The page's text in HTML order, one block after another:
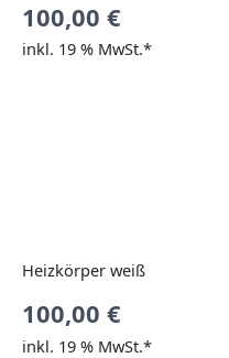
100,00 €
inkl. 19 % MwSt.*
Heizkörper weiß
100,00 €
inkl. 19 % MwSt.*